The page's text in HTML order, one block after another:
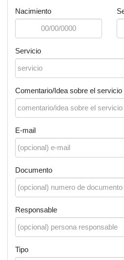
Nacimiento
Servicio
Comentario/Idea sobre el servicio
E-mail
Documento
Responsable
Tipo